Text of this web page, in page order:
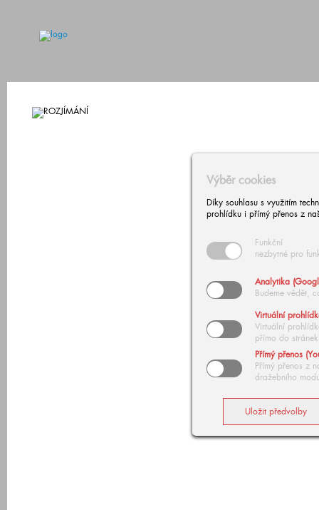
Výběr cookies
Díky souhlasu s využitím
prohlídku i přímý přenos z
Funkční
nezbytné pro
Analytika
Budeme vědět,
Virtuální
Virtuální
přímo do stránek
Přímý přenos
Přímý přenos z
dražebního